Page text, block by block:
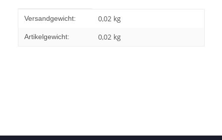
Produkteigenschaft
Wert
Versandgewicht: 0,02 kg
Artikelgewicht: 0,02 kg